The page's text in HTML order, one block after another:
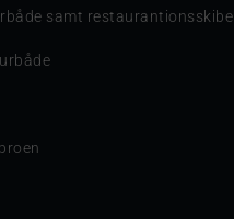
samt restaurantionsskibe